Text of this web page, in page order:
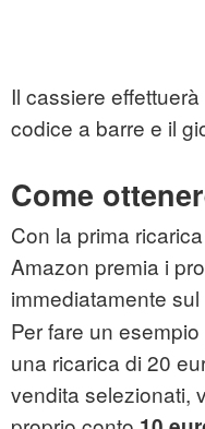
Il cassiere
codice a barre e il
Come
Con la prima
Amazon premia i
immediatamente
Per fare un
una ricarica di 20
vendita selezionati,